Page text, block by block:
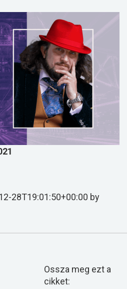
28T19:01:50+00:00 by
Ossza meg ezt a
cikket: